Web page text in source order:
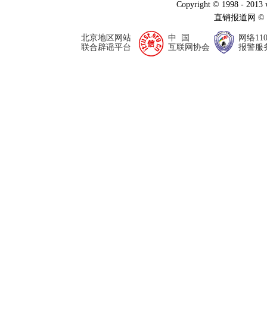
Copyright © 1998 - 2013
直销报道网
北京地区网站
联合辟谣平台
中 国
互联网协会
网络110
报警服